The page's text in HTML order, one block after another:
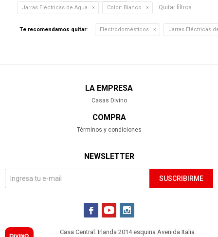
Jarras Eléctricas de Agua
Color: Blanco Quitar filtros
Te recomendamos quitar: Electrodomésticos Jarras Eléctricas
LA EMPRESA
Casas Divino
COMPRA
Términos y condiciones
NEWSLETTER
SUSCRIBIRME
  
Casa Central: Irlanda 2014 esquina Avenida Italia